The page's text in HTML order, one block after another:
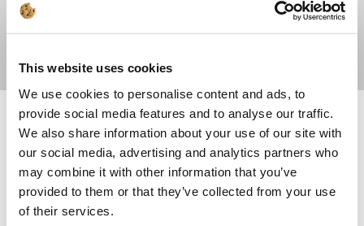
This website uses cookies
We use cookies to personalise content and ads, to
provide social media features and to analyse our traffic.
We also share information about your use of our site with
our social media, advertising and analytics partners who
may combine it with other information that you’ve
provided to them or that they’ve collected from your use
of their services.
Fachwerk
FACHWERKKNOTEN
+ DXF